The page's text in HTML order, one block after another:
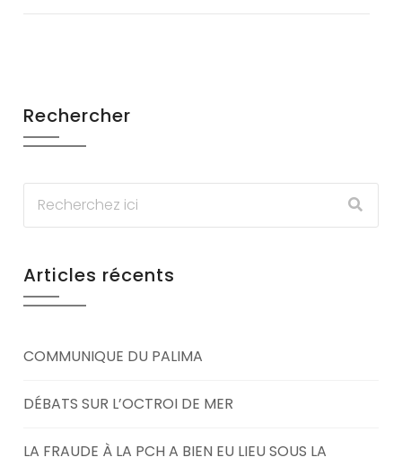
Rechercher
Articles récents
COMMUNIQUE DU PALIMA
DÉBATS SUR L’OCTROI DE MER
LA FRAUDE À LA PCH A BIEN EU LIEU SOUS LA